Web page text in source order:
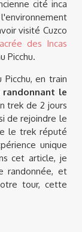
cité inca
visité Cuzco
des Incas
Picchu.
en train
randonnant le
trek de 2 jours
de rejoindre le
le trek réputé
unique
cet article, je
randonnée, et
tour, cette